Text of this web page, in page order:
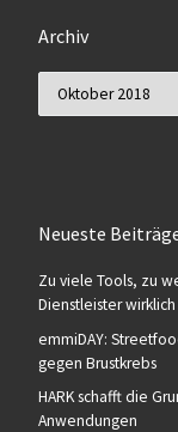
Archiv
Neueste
Zu viele Tools, zu
Dienstleister
emmiDAY:
gegen Brustkrebs
HARK schafft die
Anwendungen